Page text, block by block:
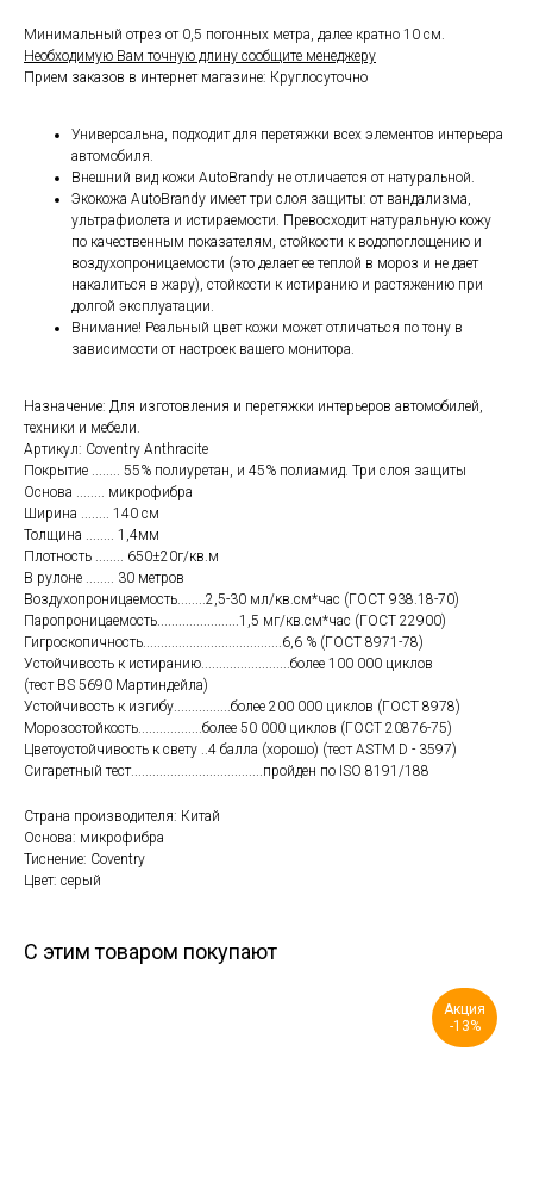
Минимальный отрез от 0,5 погонных метра, далее кратно 10 см.
Необходимую Вам точную длину сообщите менеджеру
Прием заказов в интернет магазине: Круглосуточно
Универсальна, подходит для перетяжки всех элементов интерьера
автомобиля.
Внешний вид кожи AutoBrandy не отличается от натуральной.
Экокожа AutoBrandy имеет три слоя защиты: от вандализма,
ультрафиолета и истираемости. Превосходит натуральную кожу
по качественным показателям, стойкости к водопоглощению и
воздухопроницаемости (это делает ее теплой в мороз и не дает
накалиться в жару), стойкости к истиранию и растяжению при
долгой эксплуатации.
Внимание! Реальный цвет кожи может отличаться по тону в
зависимости от настроек вашего монитора.
Назначение: Для изготовления и перетяжки интерьеров автомобилей,
техники и мебели.
Артикул: Coventry Anthracite
Покрытие ........ 55% полиуретан, и 45% полиамид. Три слоя защиты
Основа ........ микрофибра
Ширина ........ 140 см
Толщина ........ 1,4мм
Плотность ........ 650±20г/кв.м
В рулоне ........ 30 метров
Воздухопроницаемость........2,5-30 мл/кв.см*час (ГОСТ 938.18-70)
Паропроницаемость.......................1,5 мг/кв.см*час (ГОСТ 22900)
Гигроскопичность.......................................6,6 % (ГОСТ 8971-78)
Устойчивость к истиранию.........................более 100 000 циклов
(тест BS 5690 Мартиндейла)
Устойчивость к изгибу................более 200 000 циклов (ГОСТ 8978)
Морозостойкость..................более 50 000 циклов (ГОСТ 20876-75)
Цветоустойчивость к свету ..4 балла (хорошо) (тест ASTM D - 3597)
Сигаретный тест.....................................пройден по ISO 8191/188
Страна производителя: Китай
Основа: микрофибра
Тиснение: Coventry
Цвет: серый
С этим товаром покупают
Акция
-13%